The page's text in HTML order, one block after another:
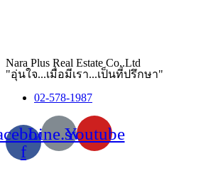
Nara Plus Real Estate Co,.Ltd
"อุ่นใจ...เมื่อมีเรา...เป็นที่ปรึกษา"
02-578-1987
f
Line.svgYoutube